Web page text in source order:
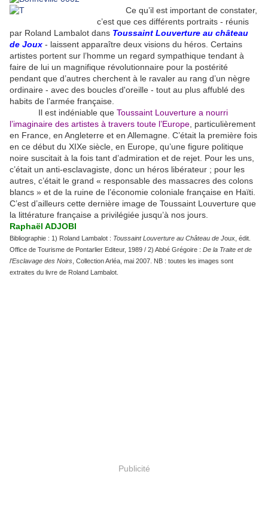
Ce qu’il est important de constater,
c’est que ces différents portraits - réunis
par Roland Lambalot dans Toussaint Louverture au château
de Joux - laissent apparaître deux visions du héros. Certains
artistes portent sur l’homme un regard sympathique tendant à
faire de lui un magnifique révolutionnaire pour la postérité
pendant que d’autres cherchent à le ravaler au rang d’un nègre
ordinaire - avec des boucles d'oreille - tout au plus affublé des
habits de l’armée française.
Il est indéniable que Toussaint Louverture a nourri
l’imaginaire des artistes à travers toute l’Europe , particulièrement
en France, en Angleterre et en Allemagne. C’était la première fois
en ce début du XIXe siècle, en Europe, qu’une figure politique
noire suscitait à la fois tant d’admiration et de rejet. Pour les uns,
c’était un anti-esclavagiste, donc un héros libérateur ; pour les
autres, c’était le grand « responsable des massacres des colons
blancs » et de la ruine de l’économie coloniale française en Haïti.
C’est d’ailleurs cette dernière image de Toussaint Louverture que
la littérature française a privilégiée jusqu’à nos jours.
Raphaël ADJOBI
Bibliographie : 1) Roland Lambalot : Toussaint Louverture au Château de Joux, édit.
Office de Tourisme de Pontarlier Editeur, 1989 / 2) Abbé Grégoire : De la Traite et de
l’Esclavage des Noirs , Collection Arléa, mai 2007. NB : toutes les images sont
extraites du livre de Roland Lambalot.
Publicité